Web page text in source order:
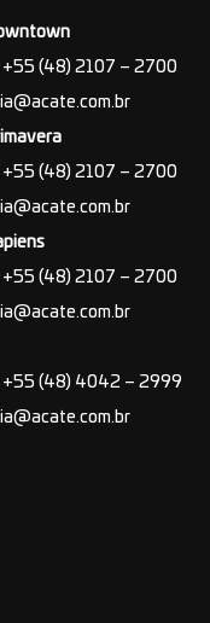
+55 (48) 2107 – 2700
+55 (48) 2107 – 2700
+55 (48) 2107 – 2700
+55 (48) 4042 – 2999